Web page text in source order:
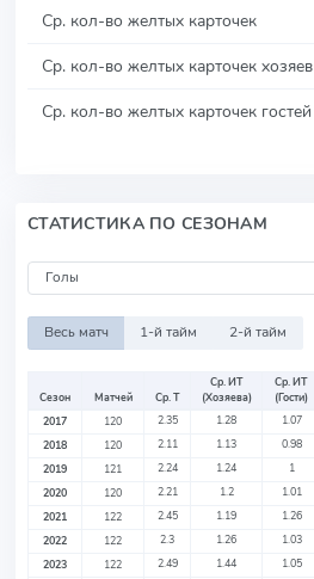
Ср. кол-во желтых карточек
Ср. кол-во желтых карточек хозяев
Ср. кол-во желтых карточек гостей
СТАТИСТИКА ПО СЕЗОНАМ
Весь матч 1-й тайм 2-й тайм
Сезон Матчей Ср. Т
Ср. ИТ
(Хозяева)
Ср. ИТ
(Гости)
2017
120 2.35 1.28 1.07
2018
120 2.11 1.13 0.98
2019
121 2.24 1.24 1
2020
120 2.21 1.2 1.01
2021
122 2.45 1.19 1.26
2022
122 2.3 1.26 1.03
2023
122 2.49 1.44 1.05